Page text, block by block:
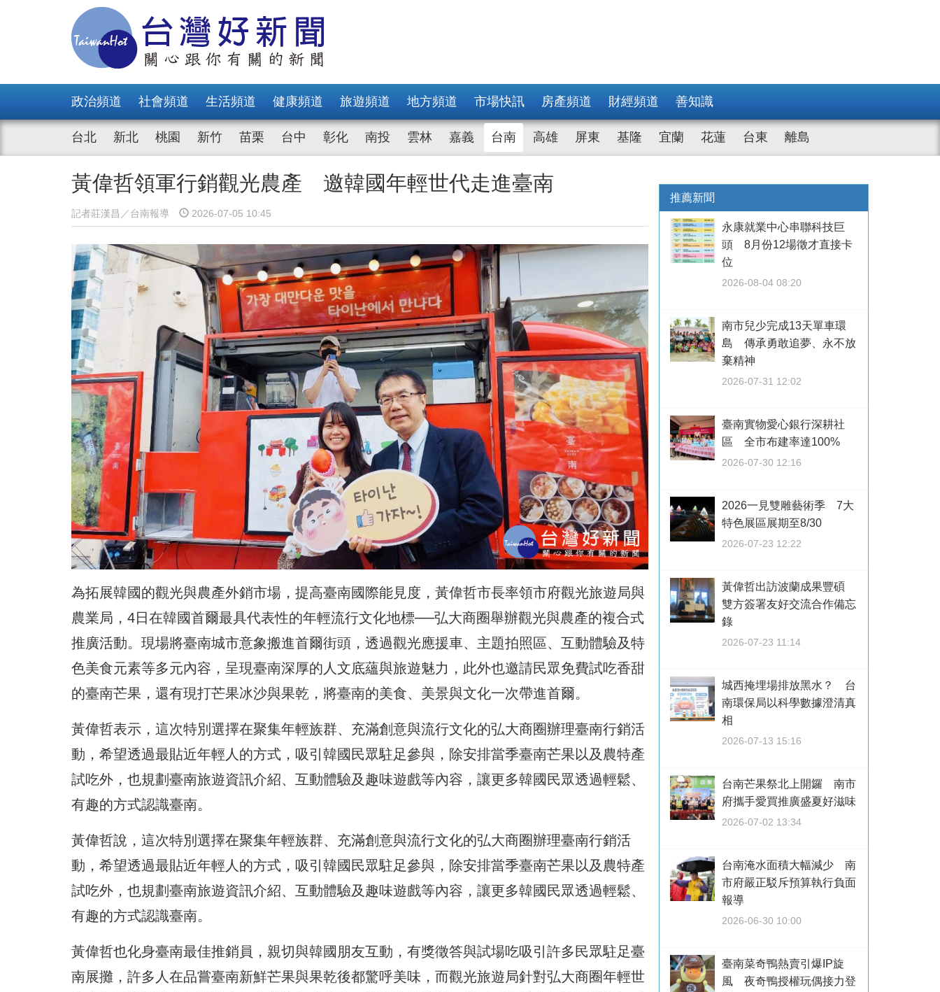
政治頻道 社會頻道 生活頻道 健康頻道 旅遊頻道 地方頻道 市場快訊 房產頻道 財經頻道 善知識
台北 新北 桃園 新竹 苗栗 台中 彰化 南投 雲林 嘉義 台南 高雄 屏東 基隆 宜蘭 花蓮 台東 離島
黃偉哲領軍行銷觀光農產 邀韓國年輕世代走進臺南
記者莊漢昌／台南報導 2026-07-05 10:45
為拓展韓國的觀光與農產外銷市場，提高臺南國際能見度，黃偉哲市長率領市府觀光旅遊局與
農業局，4日在韓國首爾最具代表性的年輕流行文化地標──弘大商圈舉辦觀光與農產的複合式
推廣活動。現場將臺南城市意象搬進首爾街頭，透過觀光應援車、主題拍照區、互動體驗及特
色美食元素等多元內容，呈現臺南深厚的人文底蘊與旅遊魅力，此外也邀請民眾免費試吃香甜
的臺南芒果，還有現打芒果冰沙與果乾，將臺南的美食、美景與文化一次帶進首爾。
黃偉哲表示，這次特別選擇在聚集年輕族群、充滿創意與流行文化的弘大商圈辦理臺南行銷活
動，希望透過最貼近年輕人的方式，吸引韓國民眾駐足參與，除安排當季臺南芒果以及農特產
試吃外，也規劃臺南旅遊資訊介紹、互動體驗及趣味遊戲等內容，讓更多韓國民眾透過輕鬆、
有趣的方式認識臺南。
黃偉哲說，這次特別選擇在聚集年輕族群、充滿創意與流行文化的弘大商圈辦理臺南行銷活
動，希望透過最貼近年輕人的方式，吸引韓國民眾駐足參與，除安排當季臺南芒果以及農特產
試吃外，也規劃臺南旅遊資訊介紹、互動體驗及趣味遊戲等內容，讓更多韓國民眾透過輕鬆、
有趣的方式認識臺南。
黃偉哲也化身臺南最佳推銷員，親切與韓國朋友互動，有獎徵答與試場吃吸引許多民眾駐足臺
南展攤，許多人在品嘗臺南新鮮芒果與果乾後都驚呼美味，而觀光旅遊局針對弘大商圈年輕世
推薦新聞
永康就業中心串聯科技巨
頭 8月份12場徵才直接卡
位
2026-08-04 08:20
南市兒少完成13天單車環
島 傳承勇敢追夢、永不放
棄精神
2026-07-31 12:02
臺南實物愛心銀行深耕社
區 全市布建率達100%
2026-07-30 12:16
2026一見雙雕藝術季 7大
特色展區展期至8/30
2026-07-23 12:22
黃偉哲出訪波蘭成果豐碩
雙方簽署友好交流合作備忘
錄
2026-07-23 11:14
城西掩埋場排放黑水？ 台
南環保局以科學數據澄清真
相
2026-07-13 15:16
台南芒果祭北上開鑼 南市
府攜手愛買推廣盛夏好滋味
2026-07-02 13:34
台南淹水面積大幅減少 南
市府嚴正駁斥預算執行負面
報導
2026-06-30 10:00
臺南菜奇鴨熱賣引爆IP旋
風 夜奇鴨授權玩偶接力登